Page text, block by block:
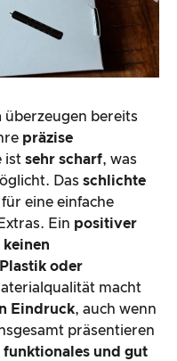
überzeugen bereits
präzise
ist sehr scharf, was
Das schlichte
eine einfache
Ein positiver
keinen
oder
macht
Eindruck, auch wenn
präsentieren
funktionales und gut